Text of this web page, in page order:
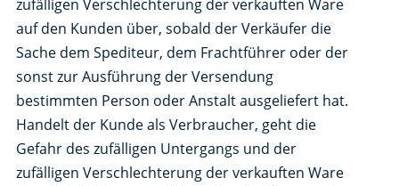
zufälligen Verschlechterung der verkauften Ware
auf den Kunden über, sobald der Verkäufer die
Sache dem Spediteur, dem Frachtführer oder der
sonst zur Ausführung der Versendung
bestimmten Person oder Anstalt ausgeliefert hat.
Handelt der Kunde als Verbraucher, geht die
Gefahr des zufälligen Untergangs und der
zufälligen Verschlechterung der verkauften Ware